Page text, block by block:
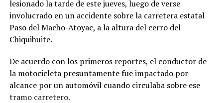
lesionado la tarde de este jueves, luego de verse
involucrado en un accidente sobre la carretera estatal
Paso del Macho-Atoyac, a la altura del cerro del
Chiquihuite.
De acuerdo con los primeros reportes, el conductor de
la motocicleta presuntamente fue impactado por
alcance por un automóvil cuando circulaba sobre ese
tramo carretero.